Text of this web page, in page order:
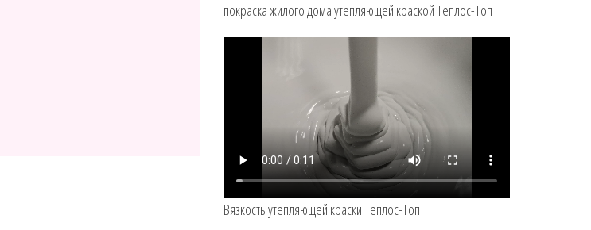
покраска жилого дома утепляющей краской Теплос-Топ
Вязкость утепляющей краски Теплос-Топ